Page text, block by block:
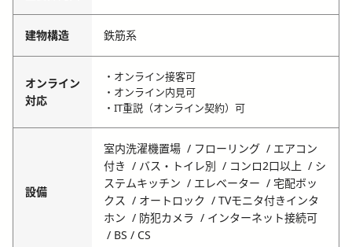
建物構造 鉄筋系
オンライン
対応
・オンライン接客可
・オンライン内見可
・IT重説（オンライン契約）可
設備
室内洗濯機置場 フローリング
エアコン
付き
バス・トイレ別 コンロ2口以上
シ
ステムキッチン
エレベーター
宅配ボッ
クス
オートロック
TVモニタ付きインタ
ホン
防犯カメラ
インターネット接続可
BS / CS